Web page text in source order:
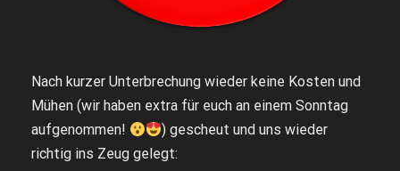
Nach kurzer Unterbrechung wieder keine Kosten und
Mühen (wir haben extra für euch an einem Sonntag
aufgenommen!
) gescheut und uns wieder
richtig ins Zeug gelegt: